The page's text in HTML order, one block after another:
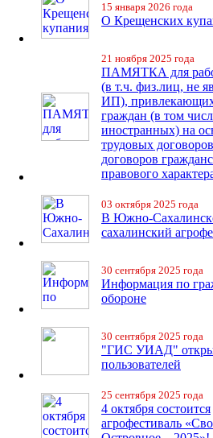
15 января 2026 года
О Крещенских
21 ноября 2025 года
ПАМЯТКА для
(в т.ч. физ.лиц, не
ИП),
граждан (в том
иностранных) на
трудовых
договоров
правового
03 октября 2025 года
В Южно-
сахалинский
30 сентября 2025 года
Информация по
обороне
30 сентября 2025 года
"ГИС УИАД"
пользователей
25 сентября 2025 года
4 октября состоится
агрофестиваль